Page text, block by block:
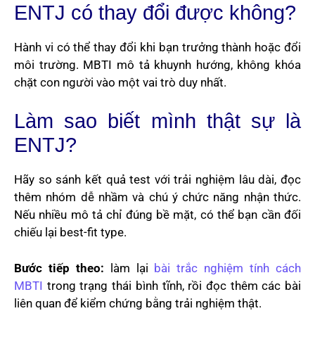
ENTJ có thay đổi được không?
Hành vi có thể thay đổi khi bạn trưởng thành hoặc đổi
môi trường. MBTI mô tả khuynh hướng, không khóa
chặt con người vào một vai trò duy nhất.
Làm sao biết mình thật sự là
ENTJ?
Hãy so sánh kết quả test với trải nghiệm lâu dài, đọc
thêm nhóm dễ nhầm và chú ý chức năng nhận thức.
Nếu nhiều mô tả chỉ đúng bề mặt, có thể bạn cần đối
chiếu lại best-fit type.
Bước tiếp theo: làm lại bài trắc nghiệm tính cách
MBTI trong trạng thái bình tĩnh, rồi đọc thêm các bài
liên quan để kiểm chứng bằng trải nghiệm thật.